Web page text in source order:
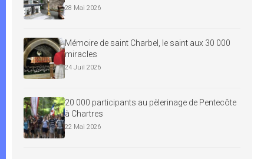
28 Mai 2026
Mémoire de saint Charbel, le saint aux 30 000
miracles
24 Juil 2026
20 000 participants au pèlerinage de Pentecôte
à Chartres
22 Mai 2026